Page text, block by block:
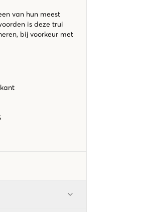
van hun meest
is deze trui
bij voorkeur met